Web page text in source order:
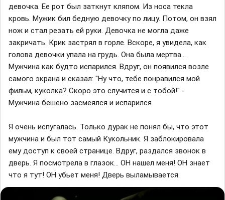
девочка. Ее рот был заткнут кляпом. Из носа текла
кровь. Мужик бил бедную девочку по лицу. Потом, он взял
нож и стал резать ей руки. Девочка не могла даже
закричать. Крик застрял в горле. Вскоре, я увидела, как
голова девочки упала на грудь. Она была мертва...
Мужчина как будто испарился. Вдруг, он появился возле
самого экрана и сказал: "Ну что, тебе понравился мой
фильм, куколка? Скоро это случится и с тобой!" -
Мужчина бешено засмеялся и испарился.
Я очень испугалась. Только дурак не понял бы, что этот
мужчина и был тот самый Кукольник. Я заблокировала
ему доступ к своей странице. Вдруг, раздался звонок в
дверь. Я посмотрела в глазок... ОН нашел меня! ОН знает
что я тут! ОН убьет меня! Дверь выламывается.